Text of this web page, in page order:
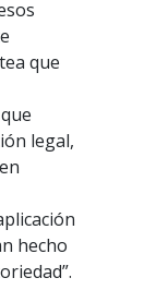
que
legal,
hecho